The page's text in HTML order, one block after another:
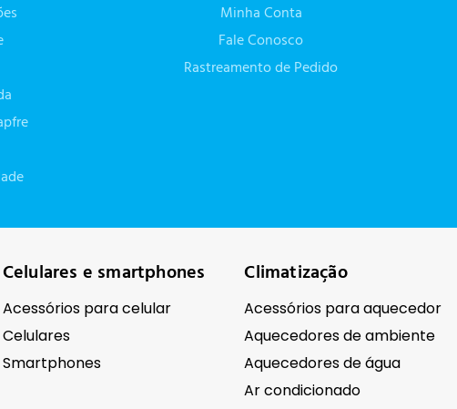
Minha Conta
Fale Conosco
Rastreamento de Pedido
Celulares e smartphones
Acessórios para celular
Celulares
Smartphones
Climatização
Acessórios para aquecedor
Aquecedores de ambiente
Aquecedores de água
Ar condicionado